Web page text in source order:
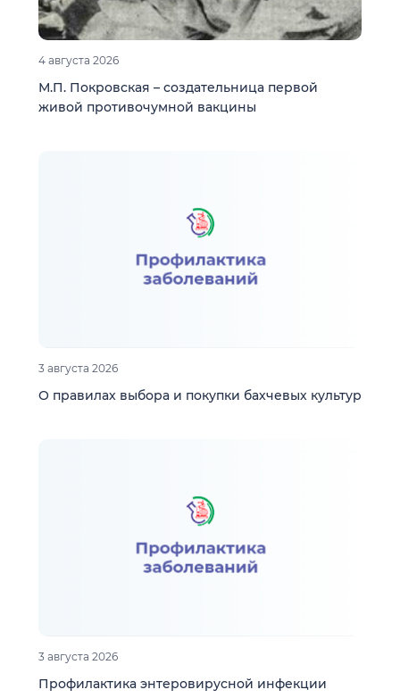
4 августа 2026
М.П. Покровская – создательница первой
живой противочумной вакцины
3 августа 2026
О правилах выбора и покупки бахчевых культур
3 августа 2026
Профилактика энтеровирусной инфекции